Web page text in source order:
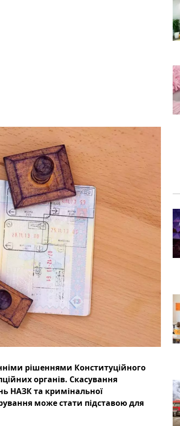
рішеннями Конституційного
органів. Скасування
НАЗК та кримінальної
може стати підставою для